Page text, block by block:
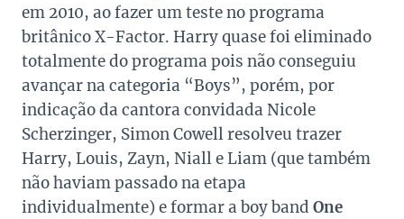
em 2010, ao fazer um teste no programa
britânico X-Factor. Harry quase foi eliminado
totalmente do programa pois não conseguiu
avançar na categoria “Boys”, porém, por
indicação da cantora convidada Nicole
Scherzinger, Simon Cowell resolveu trazer
Harry, Louis, Zayn, Niall e Liam (que também
não haviam passado na etapa
individualmente) e formar a boy band One